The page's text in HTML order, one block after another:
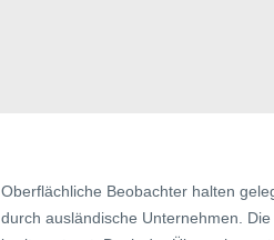
Oberflächliche Beobachter halten
durch ausländische Unternehmen.